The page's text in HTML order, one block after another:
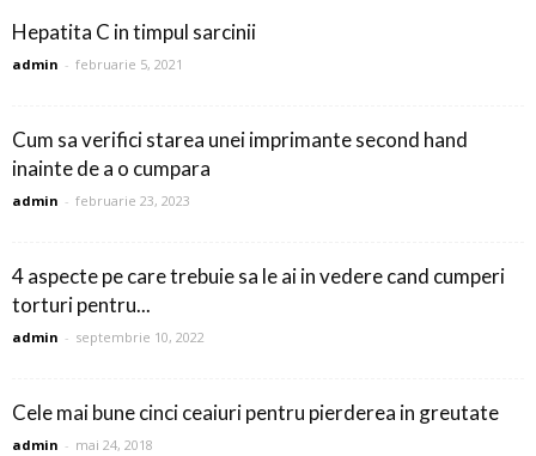
Hepatita C in timpul sarcinii
admin - februarie 5, 2021
Cum sa verifici starea unei imprimante second hand
inainte de a o cumpara
admin - februarie 23, 2023
4 aspecte pe care trebuie sa le ai in vedere cand cumperi
torturi pentru...
admin - septembrie 10, 2022
Cele mai bune cinci ceaiuri pentru pierderea in greutate
admin - mai 24, 2018